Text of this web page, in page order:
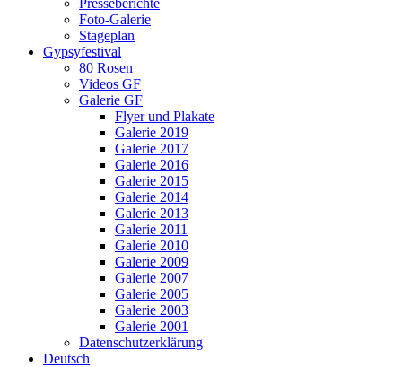
Presseberichte
Foto-Galerie
Stageplan
Gypsyfestival
80 Rosen
Videos GF
Galerie GF
Flyer und Plakate
Galerie 2019
Galerie 2017
Galerie 2016
Galerie 2015
Galerie 2014
Galerie 2013
Galerie 2011
Galerie 2010
Galerie 2009
Galerie 2007
Galerie 2005
Galerie 2003
Galerie 2001
Datenschutzerklärung
Deutsch